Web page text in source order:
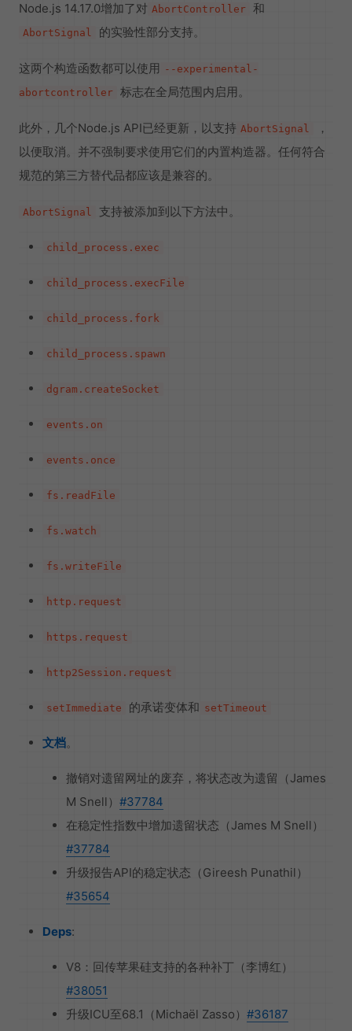
Node.js 14.17.0增加了对 AbortController 和
AbortSignal 的实验性部分支持。
这两个构造函数都可以使用
--experimental-
abortcontroller 标志在全局范围内启用。
此外，几个Node.js API已经更新，以支持 AbortSignal
，
以便取消。并不强制要求使用它们的内置构造器。任何符合
规范的第三方替代品都应该是兼容的。
AbortSignal 支持被添加到以下方法中。
child_process.exec
child_process.execFile
child_process.fork
child_process.spawn
dgram.createSocket
events.on
events.once
fs.readFile
fs.watch
fs.writeFile
http.request
https.request
http2Session.request
setImmediate 的承诺变体和 setTimeout
文档。
撤销对遗留网址的废弃，将状态改为遗留（James
M Snell） #37784
在稳定性指数中增加遗留状态（James M Snell）
#37784
升级报告API的稳定状态（Gireesh Punathil）
#35654
Deps:
V8：回传苹果硅支持的各种补丁（李博红）
#38051
升级ICU至68.1（Michaël Zasso） #36187